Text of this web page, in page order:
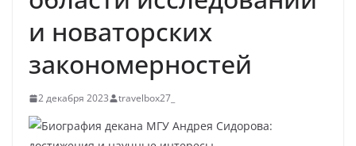
и новаторских
закономерностей
2 декабря 2023 travelbox27_